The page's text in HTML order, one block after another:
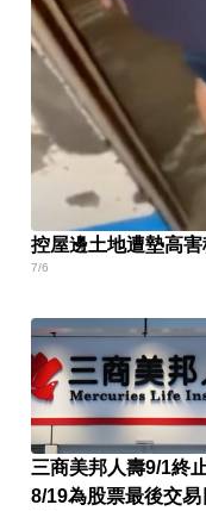
控屋邊土地遭墊高
7/6
三商美邦人壽9/1終
8/19為股票最後交易